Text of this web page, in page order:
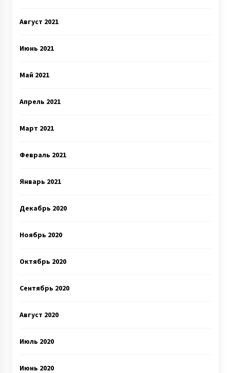
Август 2021
Июнь 2021
Май 2021
Апрель 2021
Март 2021
Февраль 2021
Январь 2021
Декабрь 2020
Ноябрь 2020
Октябрь 2020
Сентябрь 2020
Август 2020
Июль 2020
Июнь 2020